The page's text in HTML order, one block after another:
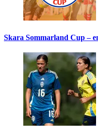
Skara Sommarland Cup –